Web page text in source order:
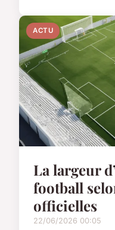
ACTU
La largeur
football
officielles
22/06/2026 00:05